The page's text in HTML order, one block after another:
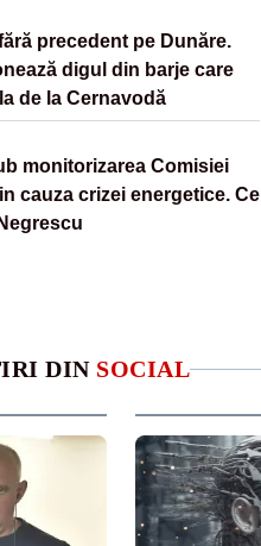
precedent pe Dunăre.
digul din barje care
de la Cernavodă
monitorizarea Comisiei
cauza crizei energetice. Ce
DIN SOCIAL